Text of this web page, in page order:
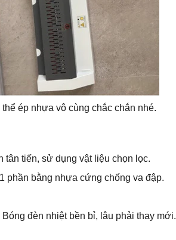
ép nhựa vô cùng chắc chắn nhé.
tân tiến, sử dụng vật liệu chọn lọc.
phần bằng nhựa cứng chống va đập.
đèn nhiệt bền bỉ, lâu phải thay mới.